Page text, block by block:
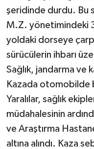
şeridinde durdu. Bu
M.Z. yönetimindeki
yoldaki dorseye
sürücülerin ihbarı
Sağlık, jandarma ve
Kazada otomobilde
Yaralılar, sağlık
müdahalesinin
ve Araştırma
altına alındı. Kaza